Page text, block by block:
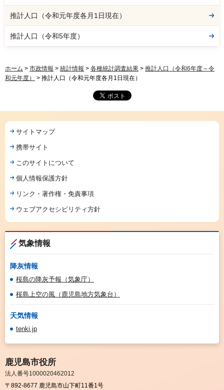
推計人口（令和元年度各月1日現在）
推計人口（令和5年度）
ホーム > 市政情報 > 統計情報 > 各種統計調査結果 > 推計人口（令和6年度～令
和元年度）
> 推計人口（令和元年度各月1日現在）
サイトマップ
携帯サイト
このサイトについて
個人情報保護方針
リンク・著作権・免責事項
ウェブアクセシビリティ方針
気象情報
降灰情報
桜島の降灰予報（気象庁）
桜島上空の風（鹿児島地方気象台）
天気情報
tenki.jp
鹿児島市役所
法人番号1000020462012
〒892-8677 鹿児島市山下町11番1号